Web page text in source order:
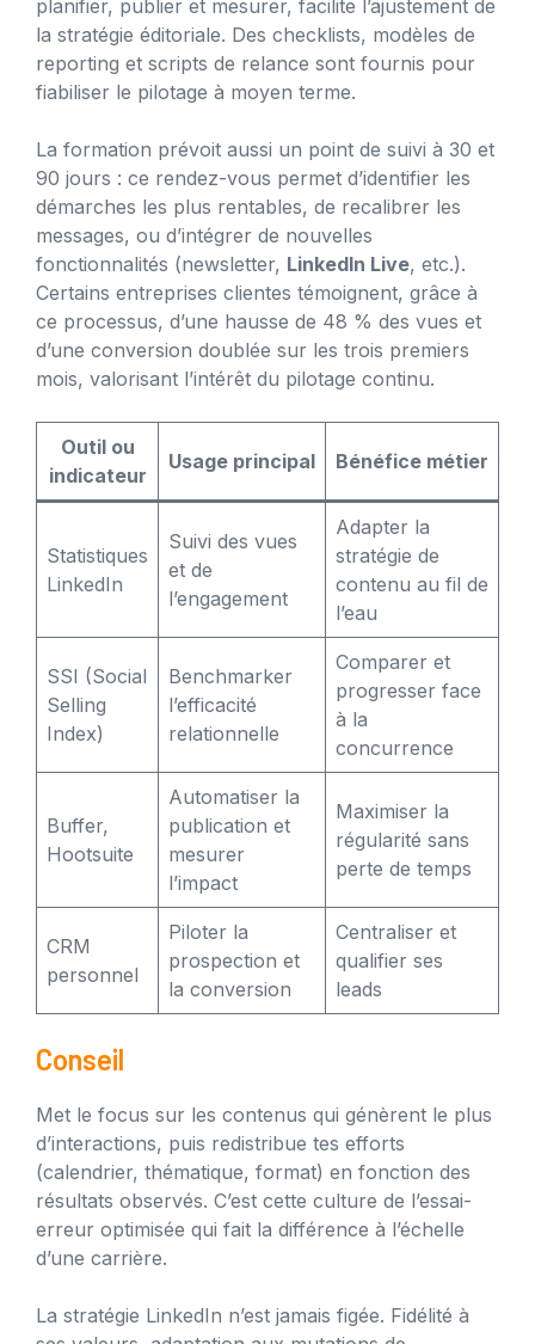
planifier, publier et mesurer, facilite l’ajustement de
la stratégie éditoriale. Des checklists, modèles de
reporting et scripts de relance sont fournis pour
fiabiliser le pilotage à moyen terme.
La formation prévoit aussi un point de suivi à 30 et
90 jours : ce rendez-vous permet d’identifier les
démarches les plus rentables, de recalibrer les
messages, ou d’intégrer de nouvelles
fonctionnalités (newsletter, LinkedIn Live, etc.).
Certains entreprises clientes témoignent, grâce à
ce processus, d’une hausse de 48 % des vues et
d’une conversion doublée sur les trois premiers
mois, valorisant l’intérêt du pilotage continu.
Outil ou
indicateur
Usage principal Bénéfice métier
Statistiques
LinkedIn
Suivi des vues
et de
l’engagement
Adapter la
stratégie de
contenu au fil de
l’eau
SSI (Social
Selling
Index)
Benchmarker
l’efficacité
relationnelle
Comparer et
progresser face
à la
concurrence
Buffer,
Hootsuite
Automatiser la
publication et
mesurer
l’impact
Maximiser la
régularité sans
perte de temps
CRM
personnel
Piloter la
prospection et
la conversion
Centraliser et
qualifier ses
leads
Conseil
Met le focus sur les contenus qui génèrent le plus
d’interactions, puis redistribue tes efforts
(calendrier, thématique, format) en fonction des
résultats observés. C’est cette culture de l’essai-
erreur optimisée qui fait la différence à l’échelle
d’une carrière.
La stratégie LinkedIn n’est jamais figée. Fidélité à